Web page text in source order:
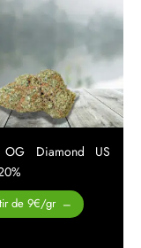
OG Diamond US
de 9€/gr –
Plage de
prix :